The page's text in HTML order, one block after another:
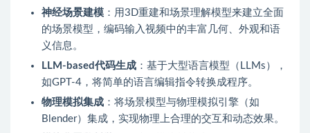
神经场景建模 ：用3D重建和场景理解模型来建立全面
的场景模型，编码输入视频中的丰富几何、外观和语
义信息。
LLM-based代码生成 ：基于大型语言模型（LLMs），
如GPT-4，将简单的语言编辑指令转换成程序。
物理模拟集成 ：将场景模型与物理模拟引擎（如
Blender）集成，实现物理上合理的交互和动态效果。